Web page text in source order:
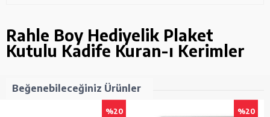
Rahle Boy Hediyelik Plaket
Kutulu Kadife Kuran-ı Kerimler
Beğenebileceğiniz Ürünler
%20 %20